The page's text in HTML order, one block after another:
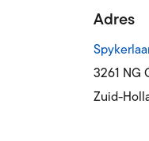
Adres
3261 NG
Zuid-